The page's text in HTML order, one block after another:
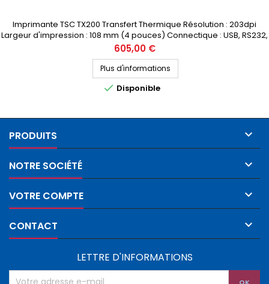
Imprimante TSC TX200 Transfert Thermique Résolution : 203dpi
Largeur d'impression : 108 mm (4 pouces) Connectique : USB, RS232,
Ethernet Prix public (avant remise) : 605€ HT Demandez votre devis
personnalisé
Prix
605,00 €
Plus d'informations
 Disponible
PRODUITS 
NOTRE SOCIÉTÉ 
VOTRE COMPTE 
CONTACT 
LETTRE D'INFORMATIONS